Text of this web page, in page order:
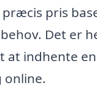
pris
Det er
at indhente